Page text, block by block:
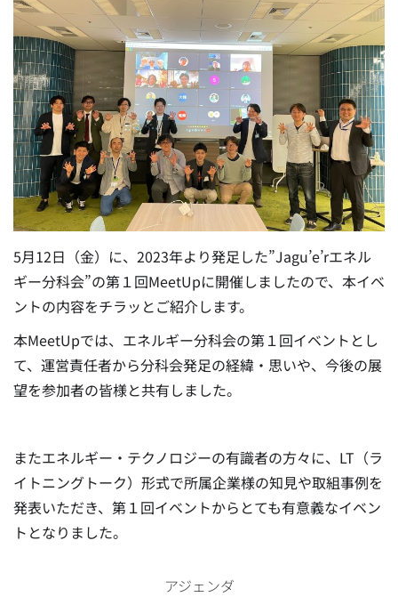
5月12日（金）に、2023年より発足した”Jagu’e’rエネル
ギー分科会”の第１回MeetUpに開催しましたので、本イベ
ントの内容をチラッとご紹介します。
本MeetUpでは、エネルギー分科会の第１回イベントとし
て、運営責任者から分科会発足の経緯・思いや、今後の展
望を参加者の皆様と共有しました。
またエネルギー・テクノロジーの有識者の方々に、LT（ラ
イトニングトーク）形式で所属企業様の知見や取組事例を
発表いただき、第１回イベントからとても有意義なイベン
トとなりました。
アジェンダ